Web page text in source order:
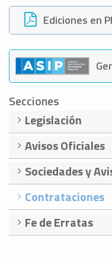
Ediciones en
Secciones
Legislación
Avisos Oficiales
Sociedades y
Contrataciones
Fe de Erratas